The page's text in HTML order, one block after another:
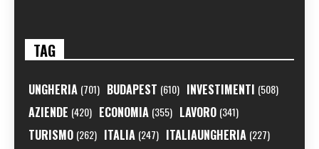
TAG
UNGHERIA (701) BUDAPEST (610) INVESTIMENTI (508)
AZIENDE (420) ECONOMIA (355) LAVORO (341)
TURISMO (262) ITALIA (247) ITALIAUNGHERIA (227)